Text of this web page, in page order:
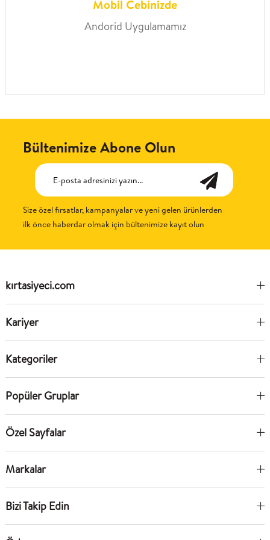
Mobil Cebinizde
Andorid Uygulamamız
Bültenimize Abone Olun
Size özel fırsatlar, kampanyalar ve yeni gelen ürünlerden
ilk önce haberdar olmak için bültenimize kayıt olun
kırtasiyeci.com
Kariyer
Kategoriler
Popüler Gruplar
Özel Sayfalar
Markalar
Bizi Takip Edin